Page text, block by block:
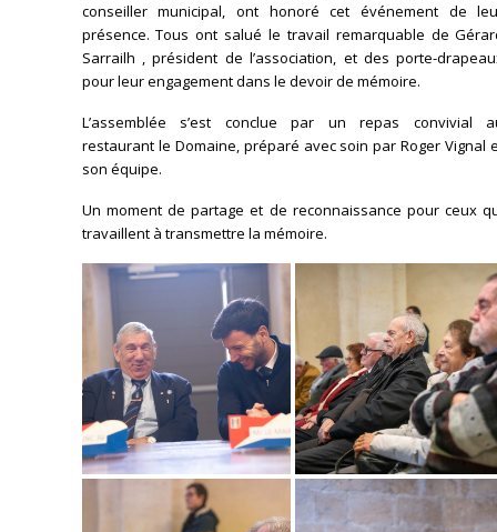
conseiller municipal, ont honoré cet événement de
présence. Tous ont salué le travail remarquable de
Sarrailh , président de l’association, et des porte-
pour leur engagement dans le devoir de mémoire.
L’assemblée s’est conclue par un repas convivial
restaurant le Domaine, préparé avec soin par Roger Vignal
son équipe.
Un moment de partage et de reconnaissance pour ceux
travaillent à transmettre la mémoire.